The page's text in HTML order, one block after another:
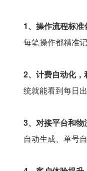
1、操作流程标准
每笔操作都精准
2、计费自动化，
统就能看到每日
3、对接平台和物
自动生成、单号